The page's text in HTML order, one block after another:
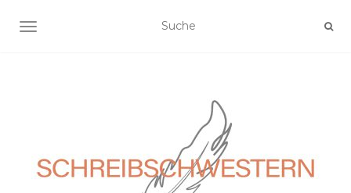
NAVIGATION EIN-/AUSSCHALTEN